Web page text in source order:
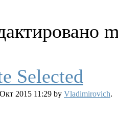
2015 11:29 by Vladimirovich.